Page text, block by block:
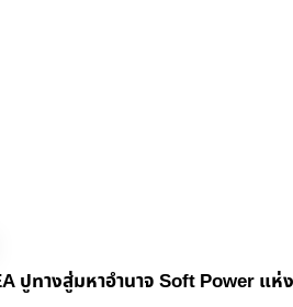
ปูทางสู่มหาอำนาจ Soft Power แห่